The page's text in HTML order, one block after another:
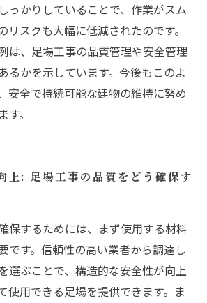
っかりしていることで、作業がスム
リスクも大幅に低減されたのです。
は、足場工事の品質管理や安全管理
るかを示しています。今後もこのよ
安全で持続可能な建物の維持に努め
。
上: 足場工事の品質をどう確保す
保するためには、まず使用する材料
です。信頼性の高い業者から調達し
選ぶことで、構造的な安全性が向上
使用できる足場を提供できます。ま